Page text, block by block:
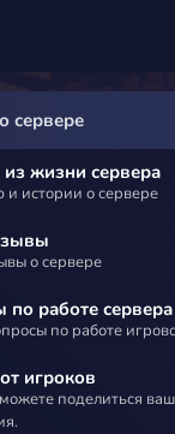
сервере
жизни сервера
истории о сервере
о сервере
по работе сервера
по работе
игроков
поделиться